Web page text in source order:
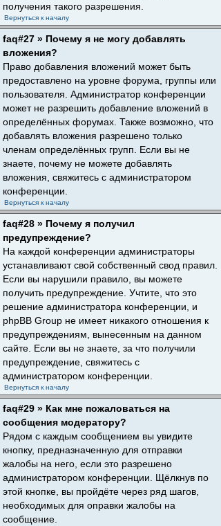
получения такого разрешения.
Вернуться к началу
faq#27 » Почему я не могу добавлять
вложения?
Право добавления вложений может быть
предоставлено на уровне форума, группы или
пользователя. Администратор конференции
может не разрешить добавление вложений в
определённых форумах. Также возможно, что
добавлять вложения разрешено только
членам определённых групп. Если вы не
знаете, почему не можете добавлять
вложения, свяжитесь с администратором
конференции.
Вернуться к началу
faq#28 » Почему я получил
предупреждение?
На каждой конференции администраторы
устанавливают свой собственный свод правил.
Если вы нарушили правило, вы можете
получить предупреждение. Учтите, что это
решение администратора конференции, и
phpBB Group не имеет никакого отношения к
предупреждениям, вынесенным на данном
сайте. Если вы не знаете, за что получили
предупреждение, свяжитесь с
администратором конференции.
Вернуться к началу
faq#29 » Как мне пожаловаться на
сообщения модератору?
Рядом с каждым сообщением вы увидите
кнопку, предназначенную для отправки
жалобы на него, если это разрешено
администратором конференции. Щёлкнув по
этой кнопке, вы пройдёте через ряд шагов,
необходимых для оправки жалобы на
сообщение.